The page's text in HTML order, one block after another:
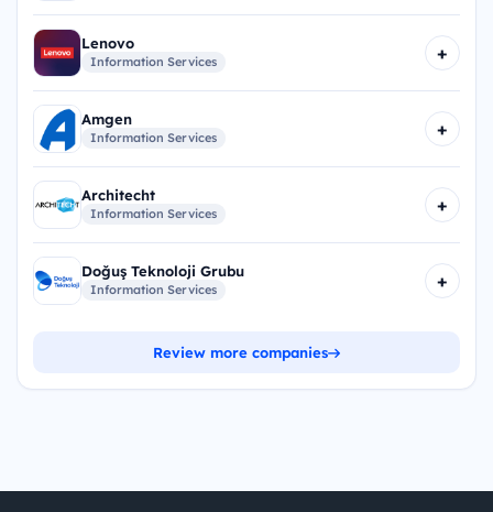
Lenovo
Information Services +
Amgen
Information Services +
Architecht
Information Services +
Doğuş Teknoloji Grubu
Information Services +
Review more companies